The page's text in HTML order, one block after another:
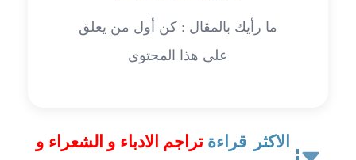
ما رأيك بالمقال : كن أول من يعلق
على هذا المحتوى
الاكثر قراءة تراجم الادباء و الشعراء و